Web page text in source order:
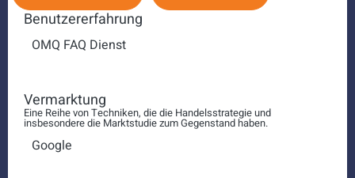
Benutzererfahrung
OMQ FAQ Dienst
Vermarktung
Eine Reihe von Techniken, die die Handelsstrategie und
insbesondere die Marktstudie zum Gegenstand haben.
Google